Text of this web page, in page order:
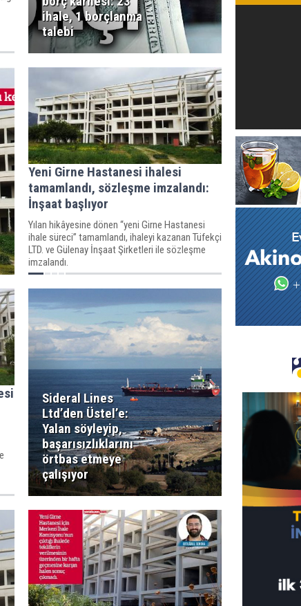
ihale, 1 borçlanma
talebi
Yeni Girne Hastanesi ihalesi
tamamlandı, sözleşme imzalandı:
İnşaat başlıyor
Yılan hikâyesine dönen “yeni Girne Hastanesi
ihale süreci” tamamlandı, ihaleyi kazanan Tüfekçi
LTD. ve Gülenay İnşaat Şirketleri ile sözleşme
imzalandı.
Sideral Lines
Ltd’den Üstel’e:
Yalan söyleyip,
başarısızlıklarını
örtbas etmeye
çalışıyor